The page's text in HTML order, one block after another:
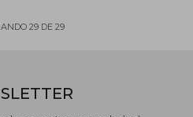
29DE 29